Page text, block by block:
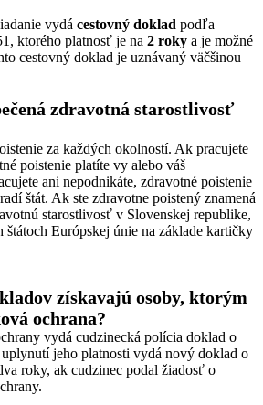
vydá cestovný doklad podľa
ktorého platnosť je na 2 roky a je možné
cestovný doklad je uznávaný väčšinou
zdravotná starostlivosť
za každých okolností. Ak pracujete
poistenie platíte vy alebo váš
ani nepodnikáte, zdravotné poistenie
štát. Ak ste zdravotne poistený znamená
starostlivosť v Slovenskej republike,
Európskej únie na základe kartičky
získavajú osoby, ktorým
ochrana?
vydá cudzinecká polícia doklad o
jeho platnosti vydá nový doklad o
roky, ak cudzinec podal žiadosť o